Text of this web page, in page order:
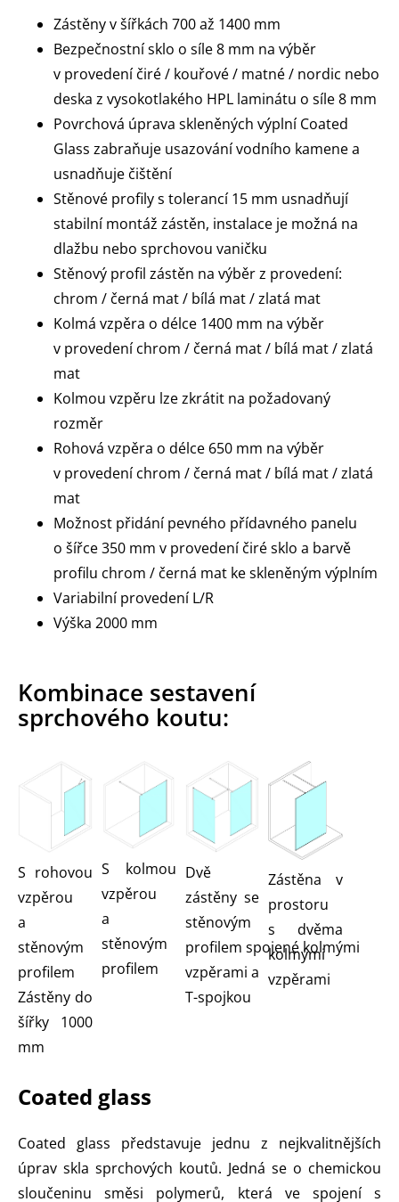
Zástěny v šířkách 700 až 1400 mm
Bezpečnostní sklo o síle 8 mm na výběr
v provedení čiré / kouřové / matné / nordic nebo
deska z vysokotlakého HPL laminátu o síle 8 mm
Povrchová úprava skleněných výplní Coated
Glass zabraňuje usazování vodního kamene a
usnadňuje čištění
Stěnové profily s tolerancí 15 mm usnadňují
stabilní montáž zástěn, instalace je možná na
dlažbu nebo sprchovou vaničku
Stěnový profil zástěn na výběr z provedení:
chrom / černá mat / bílá mat / zlatá mat
Kolmá vzpěra o délce 1400 mm na výběr
v provedení chrom / černá mat / bílá mat / zlatá
mat
Kolmou vzpěru lze zkrátit na požadovaný
rozměr
Rohová vzpěra o délce 650 mm na výběr
v provedení chrom / černá mat / bílá mat / zlatá
mat
Možnost přidání pevného přídavného panelu
o šířce 350 mm v provedení čiré sklo a barvě
profilu chrom / černá mat ke skleněným výplním
Variabilní provedení L/R
Výška 2000 mm
Kombinace sestavení
sprchového koutu:
S rohovou
vzpěrou
a
stěnovým
profilem
Zástěny do
šířky 1000
mm
S kolmou
vzpěrou
a
stěnovým
profilem
Dvě
zástěny se
stěnovým
profilem spojené kolmými
vzpěrami a
T-spojkou
Zástěna v
prostoru
s dvěma
kolmými
vzpěrami
Coated glass
Coated glass představuje jednu z nejkvalitnějších
úprav skla sprchových koutů. Jedná se o chemickou
sloučeninu směsi polymerů, která ve spojení s